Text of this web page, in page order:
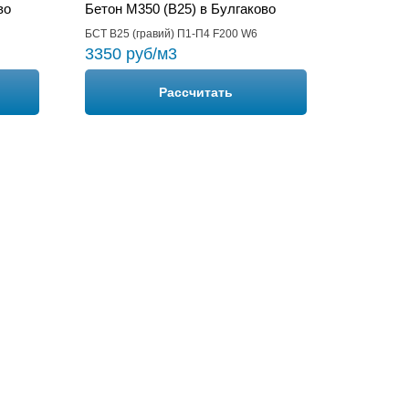
Бетон М350 (B25) в Булгаково
БСТ В25 (гравий) П1-П4 F200 W6
3350 руб/м3
Рассчитать